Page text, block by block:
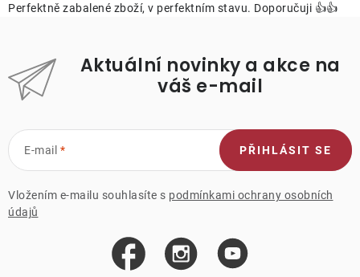
Perfektně zabalené zboží, v perfektním stavu. Doporučuji 👍👍
Aktuální novinky a akce na
váš e-mail
E-mail
Vložením e-mailu souhlasíte s podmínkami ochrany osobních
údajů
PŘIHLÁSIT SE